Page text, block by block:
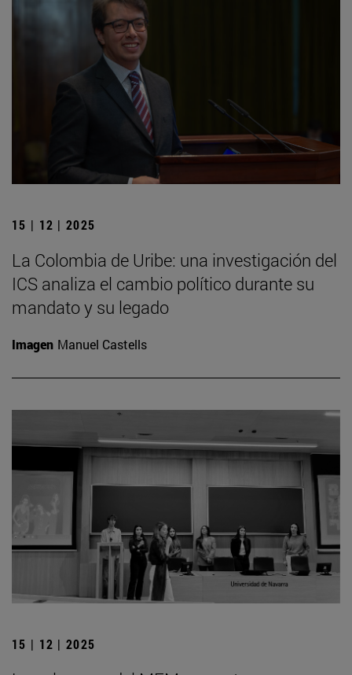
15 | 12 | 2025
La Colombia de Uribe: una investigación del
ICS analiza el cambio político durante su
mandato y su legado
Imagen Manuel Castells
15 | 12 | 2025